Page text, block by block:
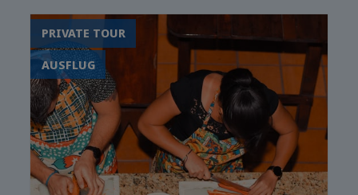
PRIVATE TOUR
AUSFLUG